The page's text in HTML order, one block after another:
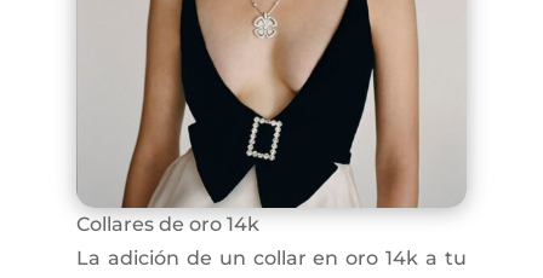
Collares de oro 14k
La adición de un collar en oro 14k a tu